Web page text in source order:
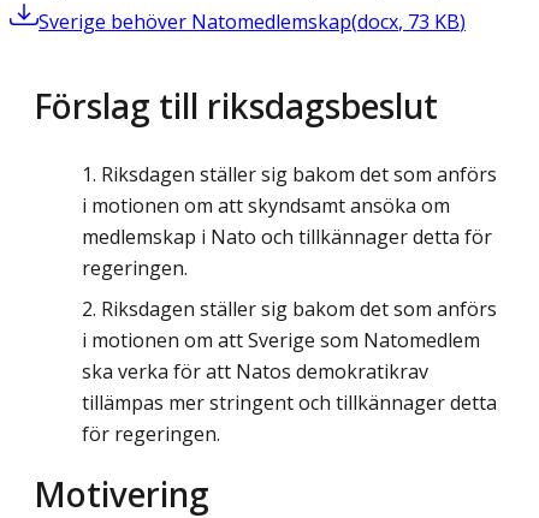
Sverige behöver Natomedlemskap(docx, 73 KB)
Förslag till riksdagsbeslut
Riksdagen ställer sig bakom det som anförs
i motionen om att skyndsamt ansöka om
medlemskap i Nato och tillkännager detta för
regeringen.
Riksdagen ställer sig bakom det som anförs
i motionen om att Sverige som Natomedlem
ska verka för att Natos demokratikrav
tillämpas mer stringent och tillkännager detta
för regeringen.
Motivering